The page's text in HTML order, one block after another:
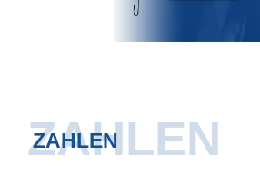
ZAHLEN
ZAHLEN